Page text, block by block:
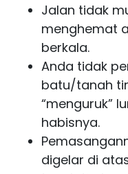
Jalan tidak
menghemat
berkala.
Anda tidak
batu/tanah
“menguruk”
habisnya.
digelar di